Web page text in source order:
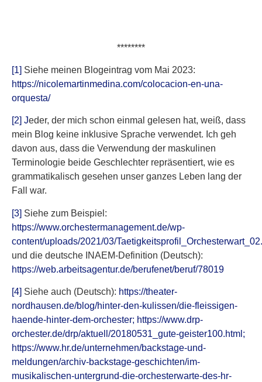
********
[1] Siehe meinen Blogeintrag vom Mai 2023:
https://nicolemartinmedina.com/colocacion-en-una-
orquesta/
[2] Jeder, der mich schon einmal gelesen hat, weiß, dass
mein Blog keine inklusive Sprache verwendet. Ich geh
davon aus, dass die Verwendung der maskulinen
Terminologie beide Geschlechter repräsentiert, wie es
grammatikalisch gesehen unser ganzes Leben lang der
Fall war.
[3] Siehe zum Beispiel:
https://www.orchestermanagement.de/wp-
content/uploads/2021/03/
und die deutsche INAEM-Definition (Deutsch):
https://web.arbeitsagentur.de/berufenet/beruf/78019
[4] Siehe auch (Deutsch): https://theater-
nordhausen.de/blog/hinter-den-kulissen/die-fleissigen-
haende-hinter-dem-orchester; https://www.drp-
orchester.de/drp/aktuell/20180531_gute-geister100.html ;
https://www.hr.de/unternehmen/backstage-und-
meldungen/archiv-backstage-geschichten/im-
musikalischen-untergrund-die-orchesterwarte-des-hr-